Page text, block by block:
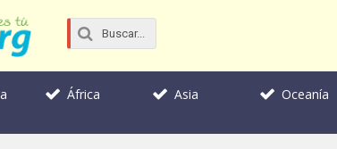
África Asia Oceanía